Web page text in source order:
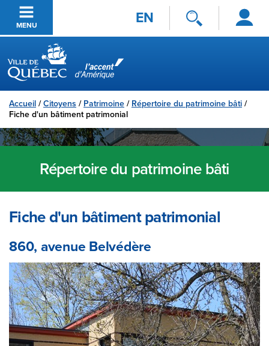
Passer au contenu principal
MENU EN
Se
connecter
Ville de Québec
Accueil /Citoyens / Patrimoine / Répertoire du patrimoine bâti /
Fiche d'un bâtiment patrimonial
Répertoire du patrimoine bâti
Fiche d'un bâtiment patrimonial
860, avenue Belvédère